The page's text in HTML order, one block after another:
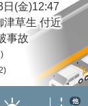
(金)12:47
津草生 付近
事故
他